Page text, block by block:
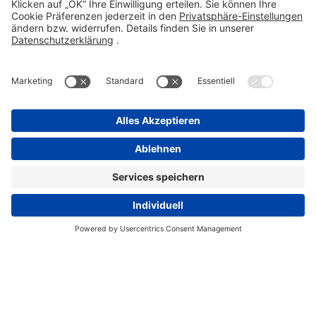
Kontakt
Compliance Reporting Portal ⧉
FOLGEN SIE UNS
Datenschutz
Disclaimer
Pflichtangaben